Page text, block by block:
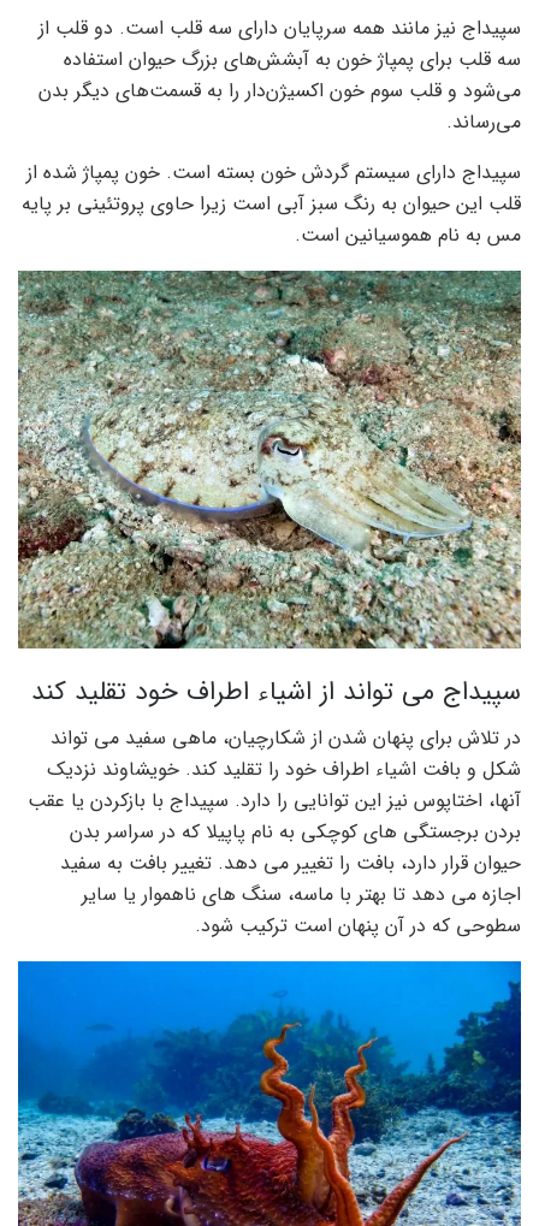
سپیداج نیز مانند همه سرپایان دارای سه قلب است. دو قلب از
سه قلب برای پمپاژ خون به آبشش‌های بزرگ حیوان استفاده
می‌شود و قلب سوم خون اکسیژن‌دار را به قسمت‌های دیگر بدن
می‌رساند.
سپیداج دارای سیستم گردش خون بسته است. خون پمپاژ شده از
قلب این حیوان به رنگ سبز آبی است زیرا حاوی پروتئینی بر پایه
مس به نام هموسیانین است.
سپیداج می تواند از اشیاء اطراف خود تقلید کند
در تلاش برای پنهان شدن از شکارچیان، ماهی سفید می تواند
شکل و بافت اشیاء اطراف خود را تقلید کند. خویشاوند نزدیک
آنها، اختاپوس نیز این توانایی را دارد. سپیداج با بازکردن یا عقب
بردن برجستگی های کوچکی به نام پاپیلا که در سراسر بدن
حیوان قرار دارد، بافت را تغییر می دهد. تغییر بافت به سفید
اجازه می دهد تا بهتر با ماسه، سنگ های ناهموار یا سایر
سطوحی که در آن پنهان است ترکیب شود.